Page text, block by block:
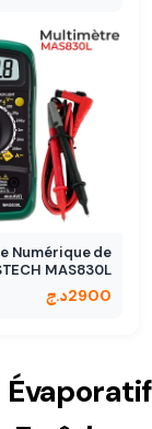
Numérique de
MAS830L
2900د.ج
Évaporatif